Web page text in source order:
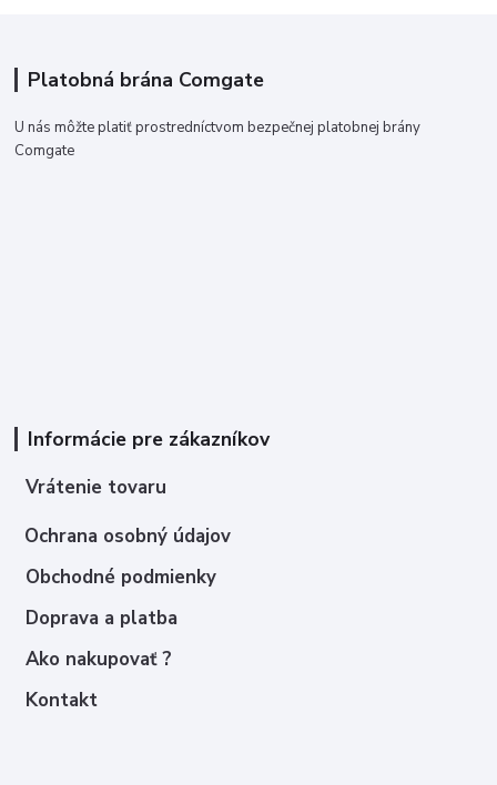
Platobná brána Comgate
U nás môžte platiť prostredníctvom bezpečnej platobnej brány
Comgate
Informácie pre zákazníkov
Vrátenie tovaru
Ochrana osobný údajov
Obchodné podmienky
Doprava a platba
Ako nakupovať ?
Kontakt